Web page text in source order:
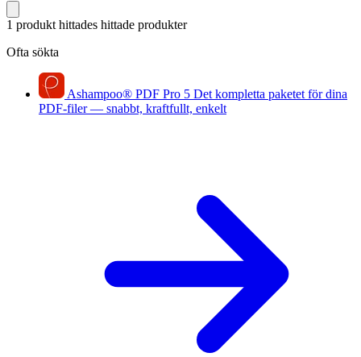
1 produkt hittades hittade produkter
Ofta sökta
Ashampoo® PDF Pro 5 Det kompletta paketet för dina
PDF-filer — snabbt, kraftfullt, enkelt